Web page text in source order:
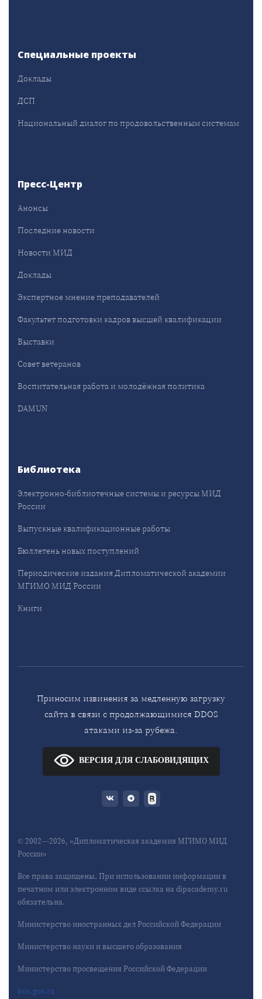
Специальные проекты
Доклады
ДСП
Национальный диалог по продовольственным системам
Пресс-Центр
Анонсы
Последние новости
Новости МИД
Доклады
Экспертное мнение преподавателей
Факультет подготовки кадров высшей квалификации
Выставки
Совет ветеранов
Воспитательная работа и молодёжная политика
DAMUN
Библиотека
Электронно-библиотечные системы и ресурсы МИД
России
Выпускные квалификационные работы
Бюллетень новых поступлений
Периодические издания Дипломатической академии
МГИМО МИД России
Книги
Приносим извинения за медленную загрузку
сайта в связи с продолжающимися DDOS
атаками из-за рубежа.
ВЕРСИЯ ДЛЯ СЛАБОВИДЯЩИХ
© 2002—2026, «Дипломатическая академия МГИМО МИД
России»
Все права защищены. При использовании информации в
печатном или электронном виде ссылка на dipacademy.ru
обязательна.
Министерство иностранных дел Российской Федерации
Министерство науки и высшего образования
Министерство просвещения Российской Федерации
bus.gov.ru